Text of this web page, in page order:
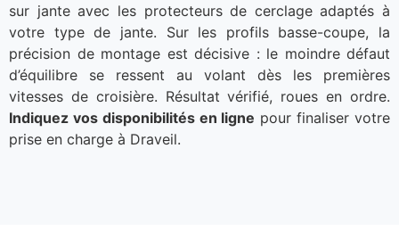
sur jante avec les protecteurs de cerclage adaptés à
votre type de jante. Sur les profils basse-coupe, la
précision de montage est décisive : le moindre défaut
d’équilibre se ressent au volant dès les premières
vitesses de croisière. Résultat vérifié, roues en ordre.
Indiquez vos disponibilités en ligne pour finaliser votre
prise en charge à Draveil.